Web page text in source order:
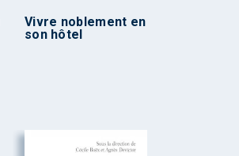
Vivre noblement en
son hôtel